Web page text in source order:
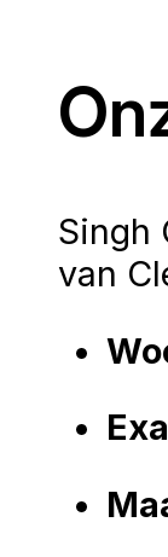
Singh
van